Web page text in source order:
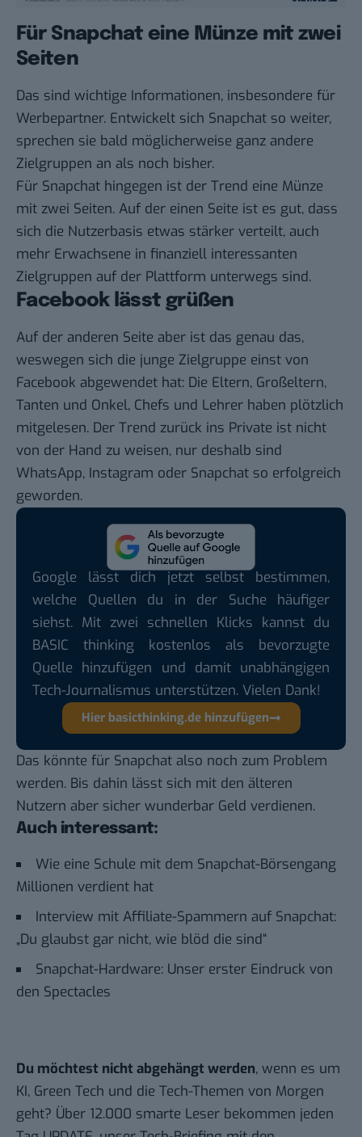
Für Snapchat eine Münze mit zwei
Seiten
Das sind wichtige Informationen, insbesondere für
Werbepartner. Entwickelt sich Snapchat so weiter,
sprechen sie bald möglicherweise ganz andere
Zielgruppen an als noch bisher.
Für Snapchat hingegen ist der Trend eine Münze
mit zwei Seiten. Auf der einen Seite ist es gut, dass
sich die Nutzerbasis etwas stärker verteilt, auch
mehr Erwachsene in finanziell interessanten
Zielgruppen auf der Plattform unterwegs sind.
Facebook lässt grüßen
Auf der anderen Seite aber ist das genau das,
weswegen sich die junge Zielgruppe einst von
Facebook abgewendet hat: Die Eltern, Großeltern,
Tanten und Onkel, Chefs und Lehrer haben plötzlich
mitgelesen. Der Trend zurück ins Private ist nicht
von der Hand zu weisen, nur deshalb sind
WhatsApp, Instagram oder Snapchat so erfolgreich
geworden.
Google lässt dich jetzt selbst bestimmen,
welche Quellen du in der Suche häufiger
siehst. Mit zwei schnellen Klicks kannst du
BASIC thinking kostenlos als bevorzugte
Quelle hinzufügen und damit unabhängigen
Tech-Journalismus unterstützen. Vielen Dank!
Hier basicthinking.de hinzufügen
Das könnte für Snapchat also noch zum Problem
werden. Bis dahin lässt sich mit den älteren
Nutzern aber sicher wunderbar Geld verdienen.
Auch interessant:
Wie eine Schule mit dem Snapchat-Börsengang
Millionen verdient hat
Interview mit Affiliate-Spammern auf Snapchat:
„Du glaubst gar nicht, wie blöd die sind“
Snapchat-Hardware: Unser erster Eindruck von
den Spectacles
Du möchtest nicht abgehängt werden, wenn es um
KI, Green Tech und die Tech-Themen von Morgen
geht? Über 12.000 smarte Leser bekommen jeden